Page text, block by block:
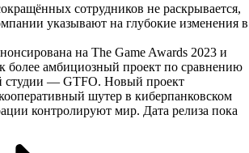
сотрудников не раскрывается,
указывают на глубокие изменения в
на The Game Awards 2023 и
более амбициозный проект по сравнению
студии — GTFO. Новый проект
шутер в киберпанковском
контролируют мир. Дата релиза пока